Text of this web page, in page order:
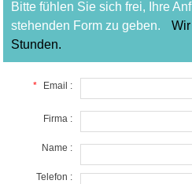
Bitte fühlen Sie sich frei, Ihre
stehenden Form zu geben.
Stunden.
* Email :
Firma :
Name :
Telefon :